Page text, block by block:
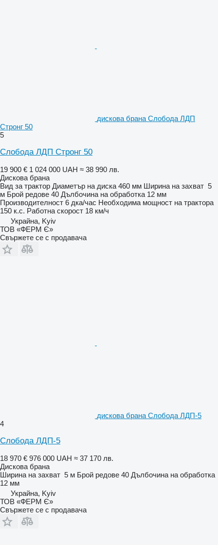
дискова брана Слобода ЛДП
Стронг 50
5
Слобода ЛДП Стронг 50
19 900 € 1 024 000 UAH ≈ 38 990 лв.
Дискова брана
Вид за трактор Диаметър на диска 460 мм Ширина на захват 5
м Брой редове 40 Дълбочина на обработка 12 мм
Производителност 6 дка/час Необходима мощност на трактора
150 к.с. Работна скорост 18 км/ч
Украйна, Kyiv
ТОВ «ФЕРМ Є»
Свържете се с продавача
дискова брана Слобода ЛДП-5
4
Слобода ЛДП-5
18 970 € 976 000 UAH ≈ 37 170 лв.
Дискова брана
Ширина на захват 5 м Брой редове 40 Дълбочина на обработка
12 мм
Украйна, Kyiv
ТОВ «ФЕРМ Є»
Свържете се с продавача